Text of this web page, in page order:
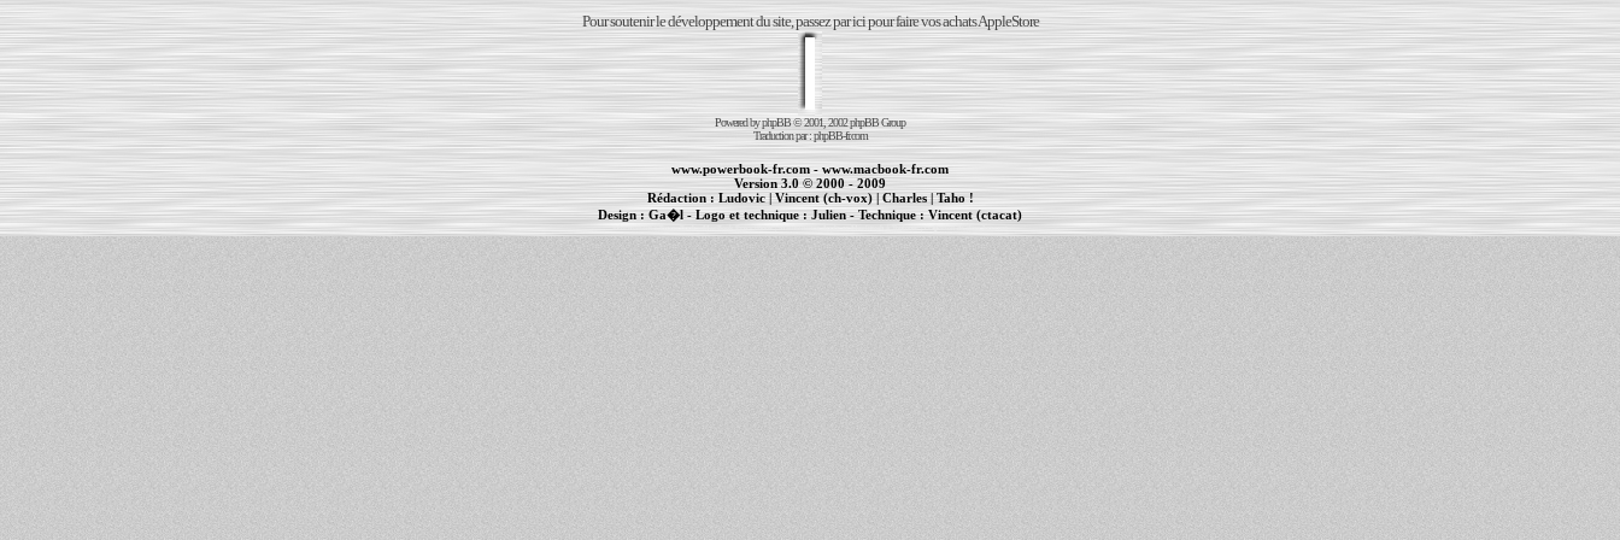
Pour soutenir le développement du site, passez par ici pour faire vos achats AppleStore
Powered byphpBB© 2001, 2002 phpBB Group
Traduction par :phpBB-fr.com
www.powerbook-fr.com - www.macbook-fr.com
Version 3.0 © 2000 - 2009
Rédaction : Ludovic|Vincent (ch-vox)| Charles|Taho !
Design :Ga�l - Logo et technique : Julien - Technique :Vincent (ctacat)
| | cr�ation de sites Internet